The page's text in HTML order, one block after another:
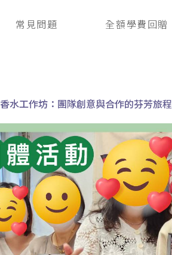
常見問題 全額學費回贈
香水工作坊：團隊創意與合作的芬芳旅程